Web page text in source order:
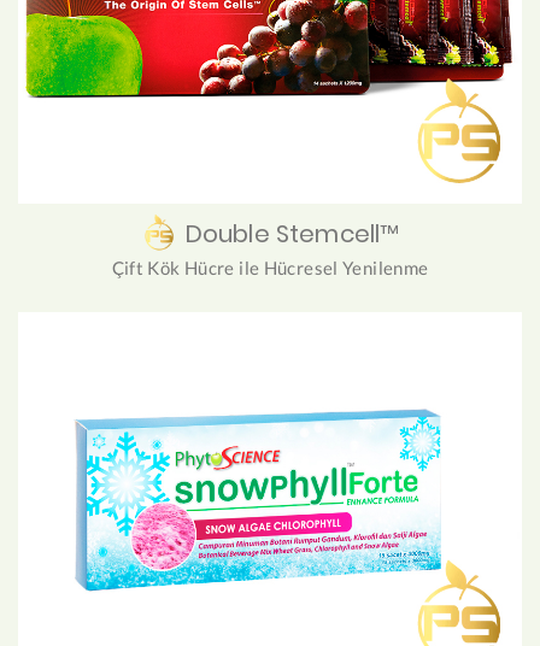
Double Stemcell™
Çift Kök Hücre ile Hücresel Yenilenme